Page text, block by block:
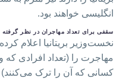
انگلیسی خواهند بود.
سقفی برای تعداد مهاجران در نظر گرفته
نخست‌وزیر بریتانیا اعلام
مهاجرت را (تعداد افرادی که
کسانی که آن را ترک